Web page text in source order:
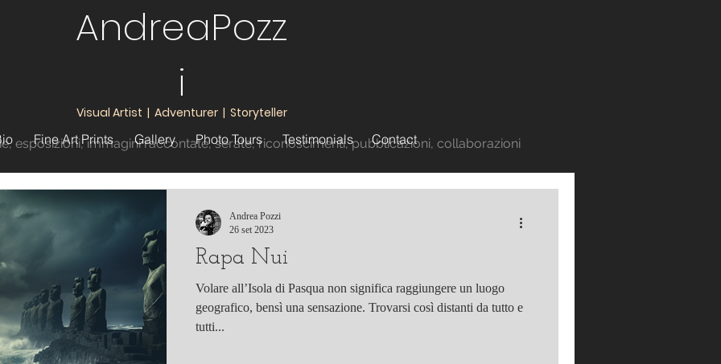
esposizioni, immagini raccontate, serate, riconoscimenti, pubblicazioni, collaborazioni
Rapa Nui
Volare all’Isola di Pasqua non significa raggiungere un luogo
geografico, bensì una sensazione. Trovarsi così distanti da tutto e
tutti...
Andrea Pozzi
26 set 2023
AndreaPozz
i
Visual Artist | Adventurer | Storyteller
Contact
Testimonials
Photo Tours
Gallery
Fine Art Prints